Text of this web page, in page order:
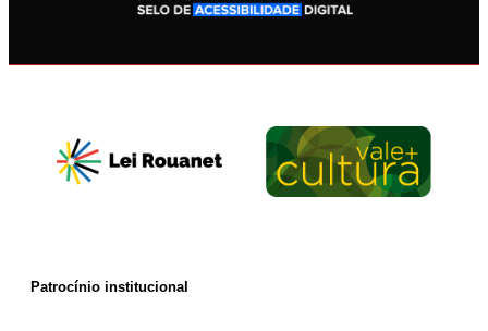
Patrocínio institucional